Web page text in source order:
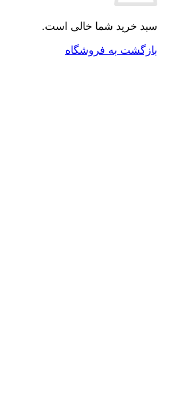
سبد خرید شما خالی است.
بازگشت به فروشگاه